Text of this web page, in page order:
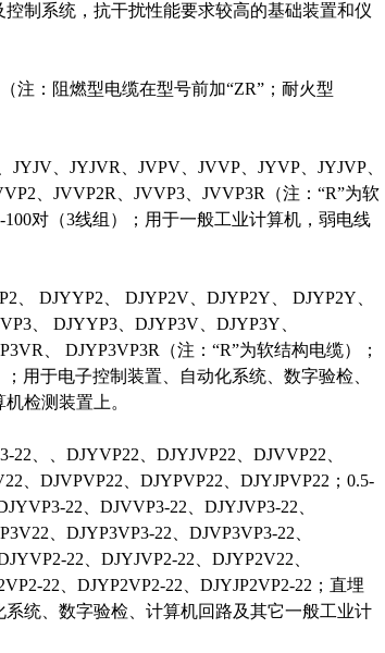
制系统，抗干扰性能要求较高的基础装置和仪
注：阻燃型电缆在型号前加“ZR”；耐火型
、JYJVR、JVPV、JVVP、JYVP、JYJVP、
、JVVP2R、JVVP3、JVVP3R（注：“R”为软
100对（3线组）；用于一般工业计算机，弱电线
、 DJYYP2、 DJYP2V、DJYP2Y、 DJYP2Y、
、 DJYYP3、DJYP3V、DJYP3Y、
、 DJYP3VP3R（注：“R”为软结构电缆）；
；用于电子控制装置、自动化系统、数字验检、
检测装置上。
22、、DJYVP22、DJYJVP22、DJVVP22、
、DJVPVP22、DJYPVP22、DJYJPVP22；0.5-
22、DJVVP3-22、DJYJVP3-22、
、DJYP3VP3-22、DJVP3VP3-22、
22、DJYJVP2-22、DJYP2V22、
22、DJYP2VP2-22、DJYJP2VP2-22；直埋
统、数字验检、计算机回路及其它一般工业计